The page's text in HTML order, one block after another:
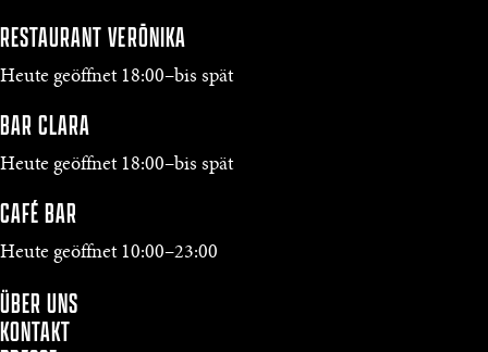
RESTAURANT VERŌNIKA
Heute geöffnet 18:00–bis spät
BAR CLARA
Heute geöffnet 18:00–bis spät
CAFÉ BAR
Heute geöffnet 10:00–23:00
ÜBER UNS
KONTAKT